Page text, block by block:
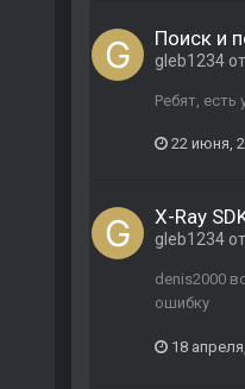
Поиск и
gleb1234
Ребят,
22 июня,
X-Ray
gleb1234
denis2000
ошибку
18